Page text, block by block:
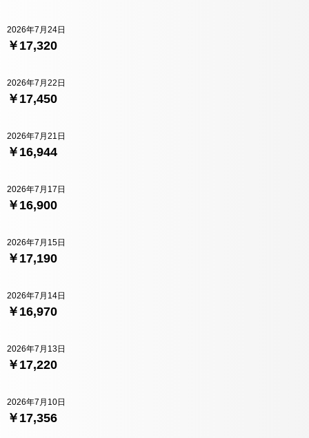
￥17,320
2026年7月24日
￥17,450
2026年7月22日
￥16,944
2026年7月21日
￥16,900
2026年7月17日
￥17,190
2026年7月15日
￥16,970
2026年7月14日
￥17,220
2026年7月13日
￥17,356
2026年7月10日